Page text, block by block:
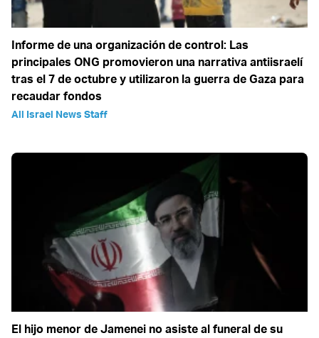
Informe de una organización de control: Las
principales ONG promovieron una narrativa antiisraelí
tras el 7 de octubre y utilizaron la guerra de Gaza para
recaudar fondos
All Israel News Staff
El hijo menor de Jamenei no asiste al funeral de su